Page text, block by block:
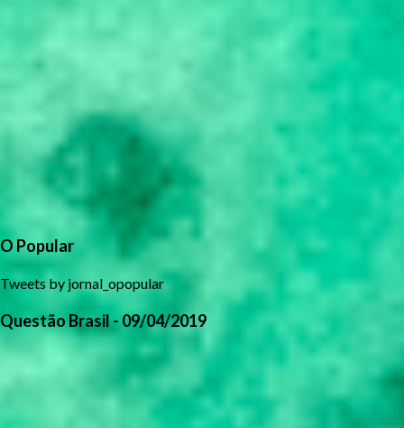
O Popular
Tweets by jornal_opopular
Questão Brasil - 09/04/2019